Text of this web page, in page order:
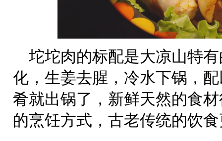
坨坨肉的标配是大凉山特
化，生姜去腥，冷水下锅，
肴就出锅了，新鲜天然的食
的烹饪方式，古老传统的饮